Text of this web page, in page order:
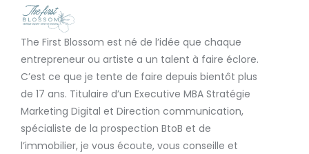
The First Blossom est né de l’idée que chaque
entrepreneur ou artiste a un talent à faire éclore.
C’est ce que je tente de faire depuis bientôt plus
de 17 ans. Titulaire d’un Executive MBA Stratégie
Marketing Digital et Direction communication,
spécialiste de la prospection BtoB et de
l’immobilier, je vous écoute, vous conseille et